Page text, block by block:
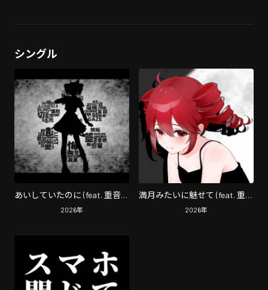
シングル
あいしていたのに (feat. 重音テ
ト) [Cover]
2026年
満月みたいに魅せて (feat. 重音
テト)
2026年